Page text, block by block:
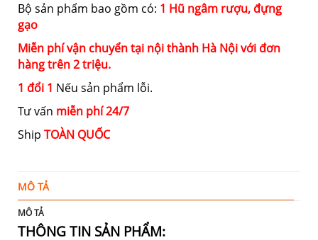
Bộ sản phẩm bao gồm có: 1 Hũ ngâm rượu, đựng
gạo
Miễn phí vận chuyển tại nội thành Hà Nội với đơn
hàng trên 2 triệu.
1 đổi 1 Nếu sản phẩm lỗi.
Tư vấn miễn phí 24/7
Ship TOÀN QUỐC
MÔ TẢ
MÔ TẢ
THÔNG TIN SẢN PHẨM: